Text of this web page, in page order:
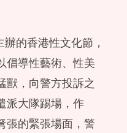
的香港性文化節，
倡導性藝術、性美
獸，向警方投訴之
派大隊踢場，作
張的緊張場面，警